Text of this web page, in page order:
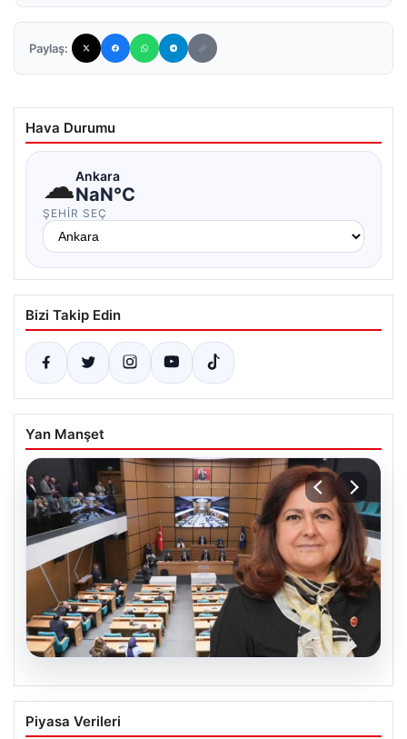
Paylaş:
Hava Durumu
☁Ankara
NaN°C
ŞEHIR SEÇ
Bizi Takip Edin
Yan Manşet
05.08.2026
Üsküdar Belediyesi’nde başkanvekili
Sibel Tan Çetinkaya oldu
Piyasa Verileri